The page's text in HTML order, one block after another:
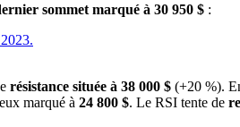
sommet marqué à 30 950 $ :
résistance située à 38 000 $ (+20 %).
marqué à 24 800 $. Le RSI tente de